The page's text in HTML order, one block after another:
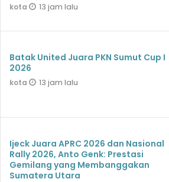
kota 13 jam lalu
Batak United Juara PKN Sumut Cup I
2026
kota 13 jam lalu
Ijeck Juara APRC 2026 dan Nasional
Rally 2026, Anto Genk: Prestasi
Gemilang yang Membanggakan
Sumatera Utara